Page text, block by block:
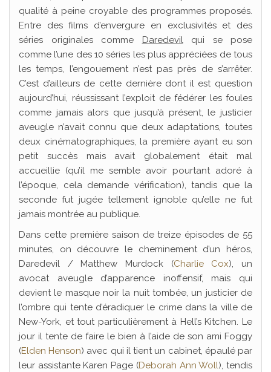
qualité à peine croyable des programmes proposés.
Entre des films d’envergure en exclusivités et des
séries originales comme Daredevilqui se pose
comme l’une des 10 séries les plus appréciées de tous
les temps, l’engouement n’est pas près de s’arrêter.
C’est d’ailleurs de cette dernière dont il est question
aujourd’hui, réussissant l’exploit de fédérer les foules
comme jamais alors que jusqu’à présent, le justicier
aveugle n’avait connu que deux adaptations, toutes
deux cinématographiques, la première ayant eu son
petit succès mais avait globalement était mal
accueillie (qu’il me semble avoir pourtant adoré à
l’époque, cela demande vérification), tandis que la
seconde fut jugée tellement ignoble qu’elle ne fut
jamais montrée au publique.
Dans cette première saison de treize épisodes de 55
minutes, on découvre le cheminement d’un héros,
Daredevil / Matthew Murdock (Charlie Cox), un
avocat aveugle d’apparence inoffensif, mais qui
devient le masque noir la nuit tombée, un justicier de
l’ombre qui tente d’éradiquer le crime dans la ville de
New-York, et tout particulièrement à Hell’s Kitchen. Le
jour il tente de faire le bien à l’aide de son ami Foggy
(Elden Henson) avec qui il tient un cabinet, épaulé par
leur assistante Karen Page (Deborah Ann Woll), tendis